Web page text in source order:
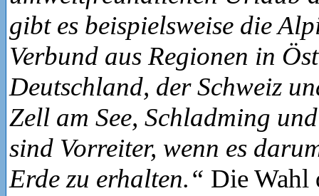
gibt es beispielsweise die
Verbund aus Regionen in
Deutschland, der Schweiz
Zell am See, Schladming
sind Vorreiter, wenn es
Erde zu erhalten.“ Die Wahl